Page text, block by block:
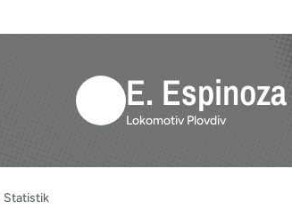
E. Espinoza
Lokomotiv Plovdiv
Statistik